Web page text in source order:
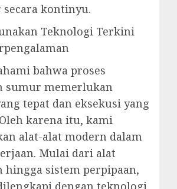
secara kontinyu.
Teknologi Terkini
bahwa proses
sumur memerlukan
tepat dan eksekusi yang
karena itu, kami
alat-alat modern dalam
Mulai dari alat
hingga sistem perpipaan,
dengan teknologi